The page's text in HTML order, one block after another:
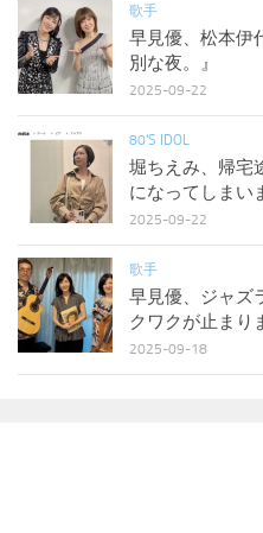
歌手
早見優、松本伊
別な夜。』
2025-09-22
80'S IDOL
堀ちえみ、帰宅
になってしまい
2025-09-22
歌手
早見優、ジャズ
クワクが止まり
2025-09-18